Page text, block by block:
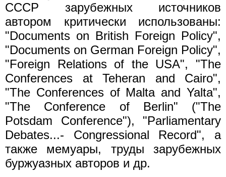
СССР зарубежных источников
автором критически использованы:
"Documents on British Foreign Policy",
"Documents on German Foreign Policy",
"Foreign Relations of the USA", "The
Conferences at Teheran and Cairo",
"The Conferences of Malta and Yalta",
"The Conference of Berlin" ("The
Potsdam Conference"), "Parliamentary
Debates...- Congressional Record", а
также мемуары, труды зарубежных
буржуазных авторов и др.